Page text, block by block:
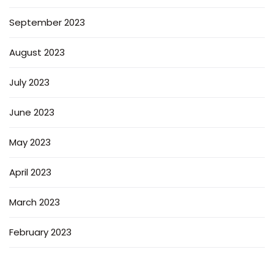
September 2023
August 2023
July 2023
June 2023
May 2023
April 2023
March 2023
February 2023